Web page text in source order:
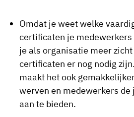
Omdat je weet welke
certificaten je medewerkers
je als organisatie meer
certificaten er nog nodig
maakt het ook
werven en medewerkers
aan te bieden.